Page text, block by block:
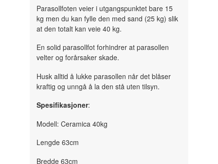
Parasollfoten veier i utgangspunktet bare 15
kg men du kan fylle den med sand (25 kg) slik
at den totalt kan veie 40 kg.
En solid parasollfot forhindrer at parasollen
velter og forårsaker skade.
Husk alltid å lukke parasollen når det blåser
kraftig og unngå å la den stå uten tilsyn.
Spesifikasjoner:
Modell: Ceramica 40kg
Lengde 63cm
Bredde 63cm